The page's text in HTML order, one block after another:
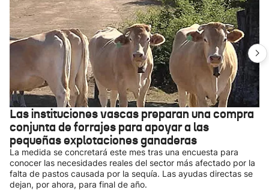
Las instituciones vascas preparan una compra
conjunta de forrajes para apoyar a las
pequeñas explotaciones ganaderas
La medida se concretará este mes tras una encuesta para
conocer las necesidades reales del sector más afectado por la
falta de pastos causada por la sequía. Las ayudas directas se
dejan, por ahora, para final de año.